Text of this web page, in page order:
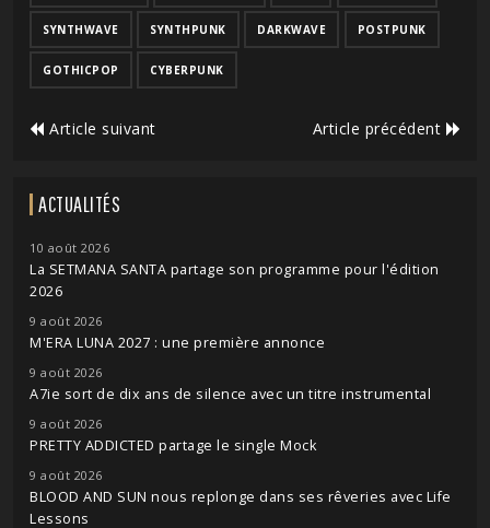
SYNTHWAVE SYNTHPUNK DARKWAVE POSTPUNK
GOTHICPOP CYBERPUNK
Article suivant Article précédent
ACTUALITÉS
10 août 2026
La SETMANA SANTA partage son programme pour l'édition
2026
9 août 2026
M'ERA LUNA 2027 : une première annonce
9 août 2026
A7ie sort de dix ans de silence avec un titre instrumental
9 août 2026
PRETTY ADDICTED partage le single Mock
9 août 2026
BLOOD AND SUN nous replonge dans ses rêveries avec Life
Lessons